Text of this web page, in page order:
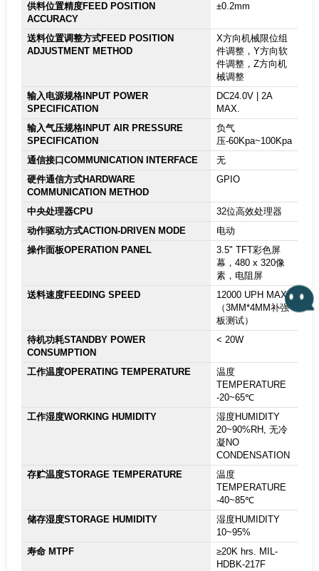
供料位置精度FEED POSITION
ACCURACY
±0.2mm
送料位置调整方式FEED POSITION
ADJUSTMENT METHOD
X方向机械限位组
件调整，Y方向软
件调整，Z方向机
械调整
输入电源规格INPUT POWER
SPECIFICATION
DC24.0V | 2A
MAX.
输入气压规格INPUT AIR PRESSURE
SPECIFICATION
负气
压-60Kpa~100Kpa
通信接口COMMUNICATION INTERFACE
无
硬件通信方式HARDWARE
COMMUNICATION METHOD
GPIO
中央处理器CPU
32位高效处理器
动作驱动方式ACTION-DRIVEN MODE
电动
操作面板OPERATION PANEL
3.5" TFT彩色屏
幕，480 x 320像
素，电阻屏
送料速度FEEDING SPEED
12000 UPH MAX.
（3MM*4MM补强
板测试）
待机功耗STANDBY POWER
CONSUMPTION
< 20W
工作温度OPERATING TEMPERATURE
温度
TEMPERATURE
-20~65℃
工作湿度WORKING HUMIDITY
湿度HUMIDITY
20~90%RH, 无冷
凝NO
CONDENSATION
存贮温度STORAGE TEMPERATURE
温度
TEMPERATURE
-40~85℃
储存湿度STORAGE HUMIDITY
湿度HUMIDITY
10~95%
寿命 MTPF
≥20K hrs. MIL-
HDBK-217F